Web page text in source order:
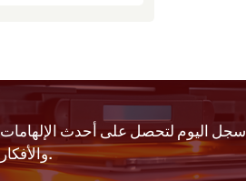
سجل اليوم لتحصل على أحدث الإلهامات
والأفكار.